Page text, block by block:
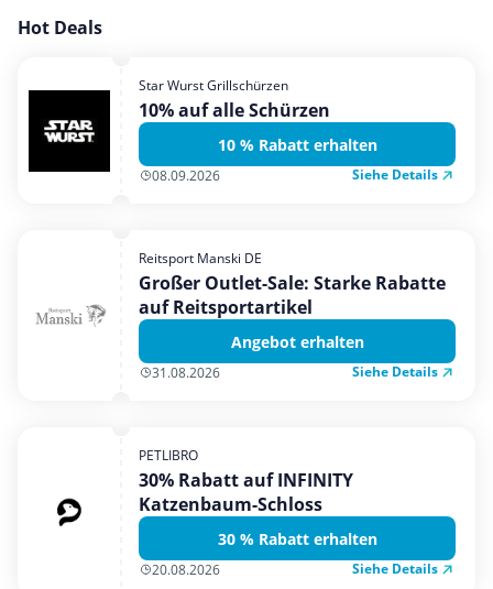
Garten, Haushalt & Tiere
Mobilfunk & Internet
Mode & Accessoires
Shopping
Urlaub & Reise
Hot Deals
Star Wurst Grillschürzen
10% auf alle Schürzen
10 % Rabatt erhalten
08.09.2026 Siehe Details
Reitsport Manski DE
Großer Outlet-Sale: Starke Rabatte
auf Reitsportartikel
Angebot erhalten
31.08.2026 Siehe Details
PETLIBRO
30% Rabatt auf INFINITY
Katzenbaum-Schloss
30 % Rabatt erhalten
20.08.2026 Siehe Details